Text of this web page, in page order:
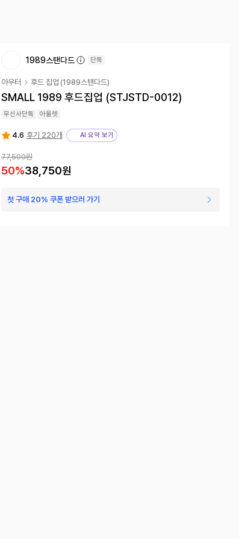
1989스탠다드 단독
아우터 후드 집업 (1989스탠다드)
SMALL 1989 후드집업 (STJSTD-0012)
무신사단독 아울렛
4.6 후기 220개 AI 요약 보기
77,500원
50%38,750원
첫 구매 20% 쿠폰 받으러 가기